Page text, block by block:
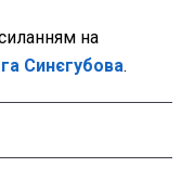
на
Синєгубова.